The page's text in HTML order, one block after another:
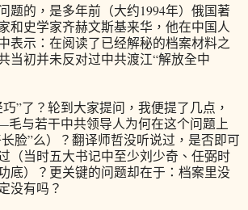
的，是多年前（大约1994年）俄国著
和史学家齐赫文斯基来华，他在中国人
表示：在阅读了已经解秘的档案材料之
当初并未反对过中共渡江“解放全中
了？轮到大家提问，我便提了几点，
与若干中共领导人为何在这个问题上
脸”么）？翻译师哲没听说过，是否即可
（当时五大书记中至少刘少奇、任弼时
底）？更关键的问题却在于：档案里没
没有吗？